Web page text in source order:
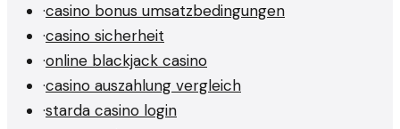
·casino bonus umsatzbedingungen
·casino sicherheit
·online blackjack casino
·casino auszahlung vergleich
·starda casino login